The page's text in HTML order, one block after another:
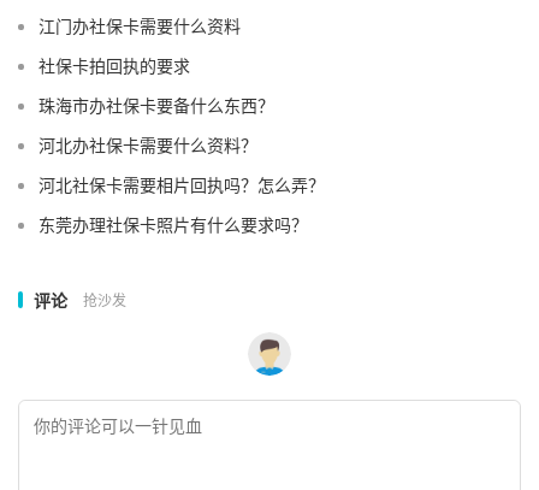
江门办社保卡需要什么资料
社保卡拍回执的要求
珠海市办社保卡要备什么东西？
河北办社保卡需要什么资料？
河北社保卡需要相片回执吗？怎么弄？
东莞办理社保卡照片有什么要求吗？
评论 抢沙发